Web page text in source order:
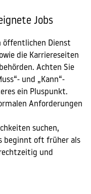
Jobs
öffentlichen Dienst
die Karriereseiten
Achten Sie
und „Kann“-
ein Pluspunkt.
Anforderungen
suchen,
beginnt oft früher als
und